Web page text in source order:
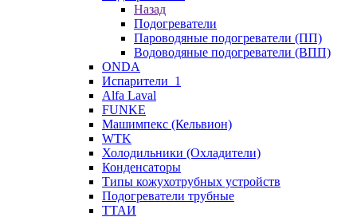
Назад
Подогреватели
Пароводяные подогреватели (ПП)
Водоводяные подогреватели (ВПП)
ONDA
Испарители_1
Alfa Laval
FUNKE
Машимпекс (Кельвион)
WTK
Холодильники (Охладители)
Конденсаторы
Типы кожухотрубных устройств
Подогреватели трубные
ТТАИ